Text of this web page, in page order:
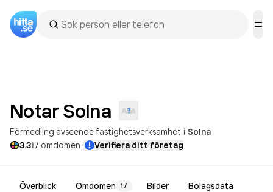
NotarSolna
Förmedling avseende fastighetsverksamhet i Solna
3.317 omdömen· Verifiera ditt företag
Överblick Omdömen 17 Bilder Bolagsdata